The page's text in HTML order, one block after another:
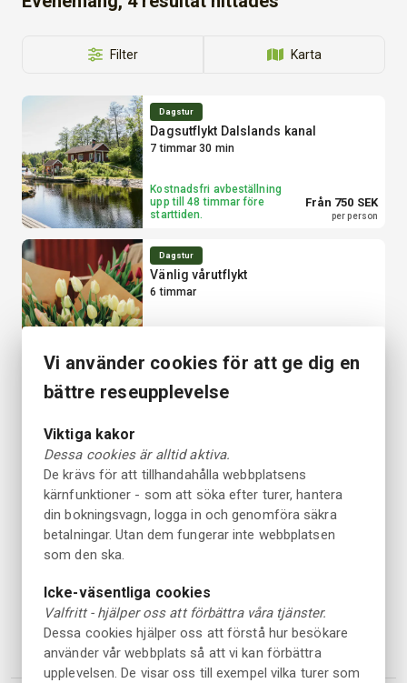
Filter Karta
Dagstur
Dagsutflykt Dalslands kanal
7 timmar 30 min
Kostnadsfri avbeställning
upp till 48 timmar före
starttiden.
Från 750 SEK
per person
Dagstur
Vänlig vårutflykt
6 timmar
starttiden.
per person
Guidad Tur
Kostnadsfri avbeställning
upp till 48 timmar före
starttiden.
Från 595 SEK
Guidad Tur
5 timmar 30 min
Kostnadsfri avbeställning
upp till 24 timmar före
starttiden.
Från 595 SEK
Vi använder cookies för att ge dig en
bättre reseupplevelse
Viktiga kakor
Dessa cookies är alltid aktiva.
De krävs för att tillhandahålla webbplatsens
kärnfunktioner - som att söka efter turer, hantera
din bokningsvagn, logga in och genomföra säkra
betalningar. Utan dem fungerar inte webbplatsen
som den ska.
Icke-väsentliga cookies
Valfritt - hjälper oss att förbättra våra tjänster.
Dessa cookies hjälper oss att förstå hur besökare
använder vår webbplats så att vi kan förbättra
upplevelsen. De visar oss till exempel vilka turer som